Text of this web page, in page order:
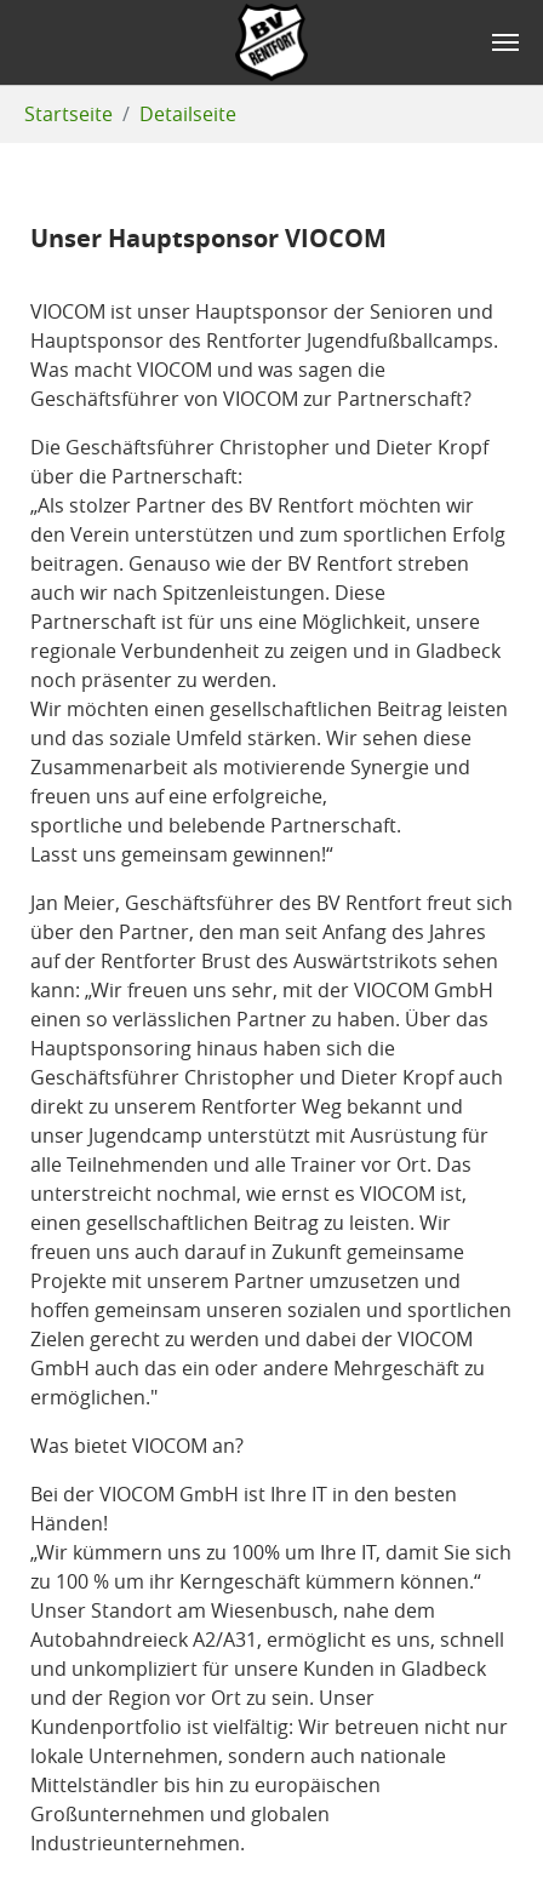
Startseite Detailseite
Unser Hauptsponsor VIOCOM
VIOCOM ist unser Hauptsponsor der Senioren und
Hauptsponsor des Rentforter Jugendfußballcamps.
Was macht VIOCOM und was sagen die
Geschäftsführer von VIOCOM zur Partnerschaft?
Die Geschäftsführer Christopher und Dieter Kropf
über die Partnerschaft:
„Als stolzer Partner des BV Rentfort möchten wir
den Verein unterstützen und zum sportlichen Erfolg
beitragen. Genauso wie der BV Rentfort streben
auch wir nach Spitzenleistungen. Diese
Partnerschaft ist für uns eine Möglichkeit, unsere
regionale Verbundenheit zu zeigen und in Gladbeck
noch präsenter zu werden.
Wir möchten einen gesellschaftlichen Beitrag leisten
und das soziale Umfeld stärken. Wir sehen diese
Zusammenarbeit als motivierende Synergie und
freuen uns auf eine erfolgreiche,
sportliche und belebende Partnerschaft.
Lasst uns gemeinsam gewinnen!“
Jan Meier, Geschäftsführer des BV Rentfort freut sich
über den Partner, den man seit Anfang des Jahres
auf der Rentforter Brust des Auswärtstrikots sehen
kann: „Wir freuen uns sehr, mit der VIOCOM GmbH
einen so verlässlichen Partner zu haben. Über das
Hauptsponsoring hinaus haben sich die
Geschäftsführer Christopher und Dieter Kropf auch
direkt zu unserem Rentforter Weg bekannt und
unser Jugendcamp unterstützt mit Ausrüstung für
alle Teilnehmenden und alle Trainer vor Ort. Das
unterstreicht nochmal, wie ernst es VIOCOM ist,
einen gesellschaftlichen Beitrag zu leisten. Wir
freuen uns auch darauf in Zukunft gemeinsame
Projekte mit unserem Partner umzusetzen und
hoffen gemeinsam unseren sozialen und sportlichen
Zielen gerecht zu werden und dabei der VIOCOM
GmbH auch das ein oder andere Mehrgeschäft zu
ermöglichen."
Was bietet VIOCOM an?
Bei der VIOCOM GmbH ist Ihre IT in den besten
Händen!
„Wir kümmern uns zu 100% um Ihre IT, damit Sie sich
zu 100 % um ihr Kerngeschäft kümmern können.“
Unser Standort am Wiesenbusch, nahe dem
Autobahndreieck A2/A31, ermöglicht es uns, schnell
und unkompliziert für unsere Kunden in Gladbeck
und der Region vor Ort zu sein. Unser
Kundenportfolio ist vielfältig: Wir betreuen nicht nur
lokale Unternehmen, sondern auch nationale
Mittelständler bis hin zu europäischen
Großunternehmen und globalen
Industrieunternehmen.